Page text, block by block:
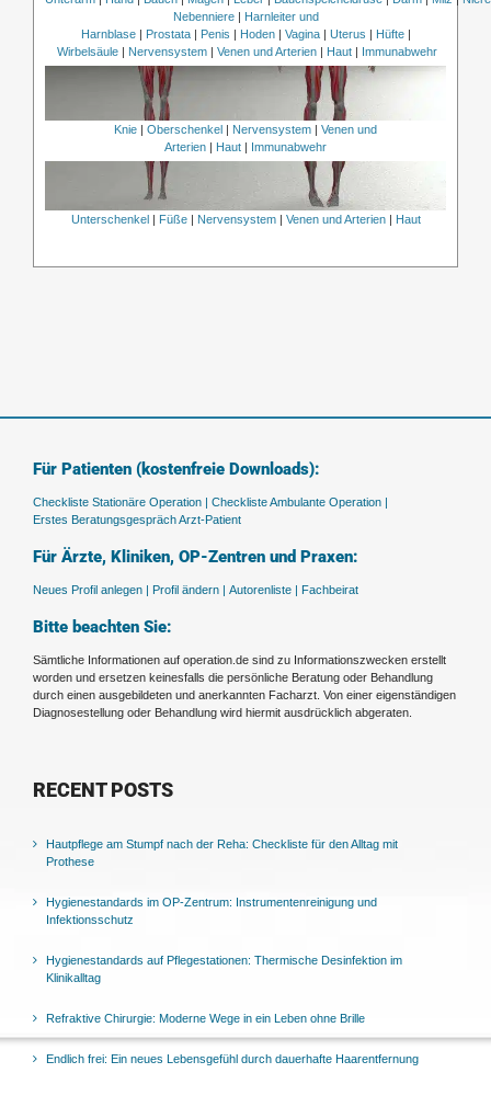
Nebenniere| Harnleiter und
Harnblase| Prostata| Penis | Hoden| Vagina| Uterus | Hüfte|
Wirbelsäule | Nervensystem | Venen und Arterien | Haut | Immunabwehr
Knie Oberschenkel Nervensystem
Venen und
Arterien
Haut Immunabwehr
Unterschenkel Füße| Nervensystem| Venen und Arterien| Haut
Für Patienten (kostenfreie Downloads):
Checkliste Stationäre Operation | Checkliste Ambulante Operation |
Erstes Beratungsgespräch Arzt-Patient
Für Ärzte, Kliniken, OP-Zentren und Praxen:
Neues Profil anlegen | Profil ändern | Autorenliste | Fachbeirat
Bitte beachten Sie:
Sämtliche Informationen auf operation.de sind zu Informationszwecken erstellt
worden und ersetzen keinesfalls die persönliche Beratung oder Behandlung
durch einen ausgebildeten und anerkannten Facharzt. Von einer eigenständigen
Diagnosestellung oder Behandlung wird hiermit ausdrücklich abgeraten.
RECENT POSTS
Hautpflege am Stumpf nach der Reha: Checkliste für den Alltag mit
Prothese
Hygienestandards im OP-Zentrum: Instrumentenreinigung und
Infektionsschutz
Hygienestandards auf Pflegestationen: Thermische Desinfektion im
Klinikalltag
Refraktive Chirurgie: Moderne Wege in ein Leben ohne Brille
Endlich frei: Ein neues Lebensgefühl durch dauerhafte Haarentfernung